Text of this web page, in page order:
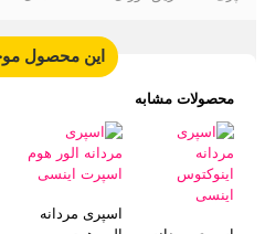
این محصول
محصولات مشابه
اسپری مردانه